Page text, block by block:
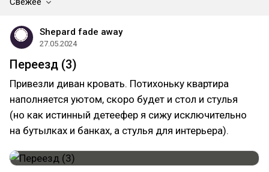
Shepard fade away
27.05.2024
Переезд (3)
Привезли диван кровать. Потихоньку квартира
наполняется уютом, скоро будет и стол и стулья
(но как истинный детеефер я сижу исключительно
на бутылках и банках, а стулья для интерьера).